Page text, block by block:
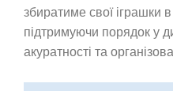
збиратиме свої іграшки
підтримуючи порядок у
акуратності та